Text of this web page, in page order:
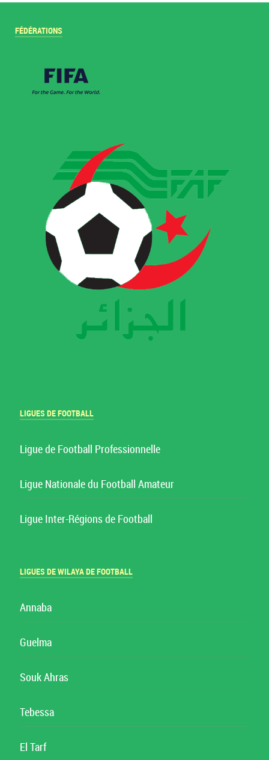
FÉDÉRATIONS
LIGUES DE FOOTBALL
Ligue de Football Professionnelle
Ligue Nationale du Football Amateur
Ligue Inter-Régions de Football
LIGUES DE WILAYA DE FOOTBALL
Annaba
Guelma
Souk Ahras
Tebessa
El Tarf